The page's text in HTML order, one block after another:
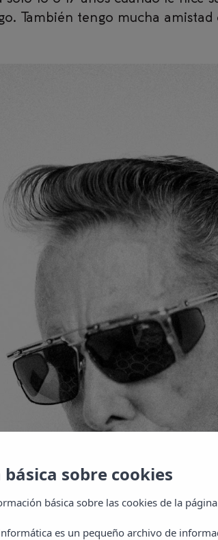
También tengo mucha
sobre cookies
básica sobre las cookies de la
es un pequeño archivo de